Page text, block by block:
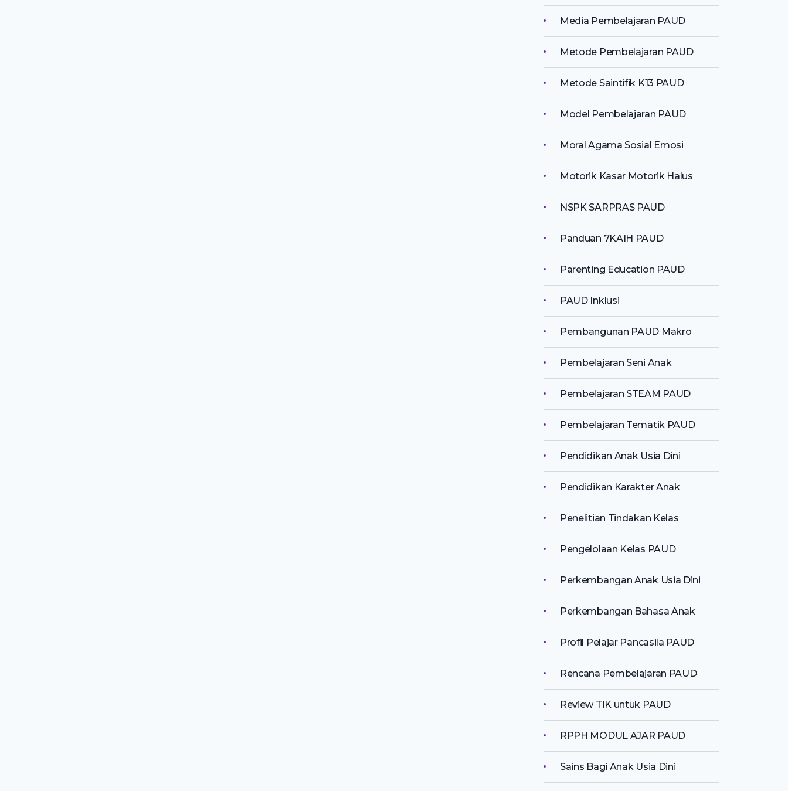
Media Pembelajaran PAUD
Metode Pembelajaran PAUD
Metode Saintifik K13 PAUD
Model Pembelajaran PAUD
Moral Agama Sosial Emosi
Motorik Kasar Motorik Halus
NSPK SARPRAS PAUD
Panduan 7KAIH PAUD
Parenting Education PAUD
PAUD Inklusi
Pembangunan PAUD Makro
Pembelajaran Seni Anak
Pembelajaran STEAM PAUD
Pembelajaran Tematik PAUD
Pendidikan Anak Usia Dini
Pendidikan Karakter Anak
Penelitian Tindakan Kelas
Pengelolaan Kelas PAUD
Perkembangan Anak Usia Dini
Perkembangan Bahasa Anak
Profil Pelajar Pancasila PAUD
Rencana Pembelajaran PAUD
Review TIK untuk PAUD
RPPH MODUL AJAR PAUD
Sains Bagi Anak Usia Dini